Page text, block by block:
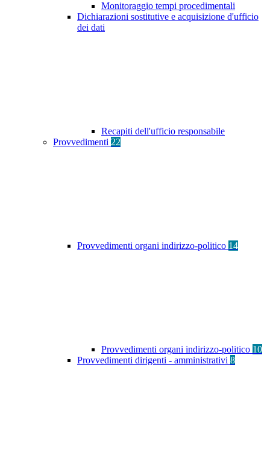
Monitoraggio tempi procedimentali
Dichiarazioni sostitutive e acquisizione d'ufficio
dei dati
Recapiti dell'ufficio responsabile
Provvedimenti 22
Provvedimenti organi indirizzo-politico 14
Provvedimenti organi indirizzo-politico 10
Provvedimenti dirigenti - amministrativi 8